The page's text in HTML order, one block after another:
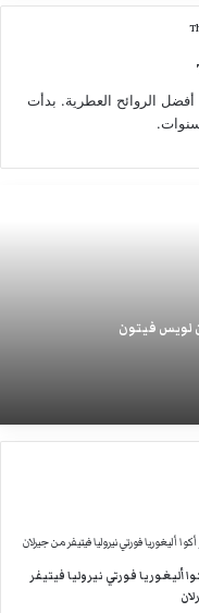
الروائح العطرية. بدأت
أليغوريا فورتي نيروليا فيتيفر